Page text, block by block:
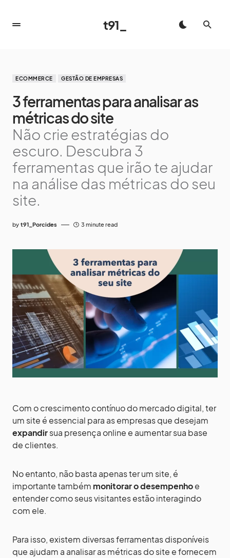
t91_
ECOMMERCE GESTÃO DE EMPRESAS
3 ferramentas para analisar as
métricas do site
Não crie estratégias do
escuro. Descubra 3
ferramentas que irão te ajudar
na análise das métricas do seu
site.
by t91_Porcides 3 minute read
Com o crescimento contínuo do mercado digital, ter
um site é essencial para as empresas que desejam
expandirsua presença online e aumentar sua base
de clientes.
No entanto, não basta apenas ter um site, é
importante também monitorar o desempenhoe
entender como seus visitantes estão interagindo
com ele.
Para isso, existem diversas ferramentas disponíveis
que ajudam a analisar as métricas do site e fornecem